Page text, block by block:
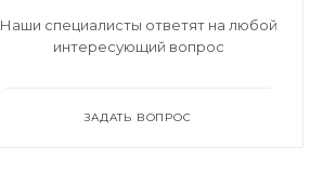
Наши специалисты ответят на любой
интересующий вопрос
ЗАДАТЬ ВОПРОС